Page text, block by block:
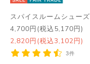
スパイスルームシューズ
4,700円(税込5,170円)
2,820円(税込3,102円)
3件